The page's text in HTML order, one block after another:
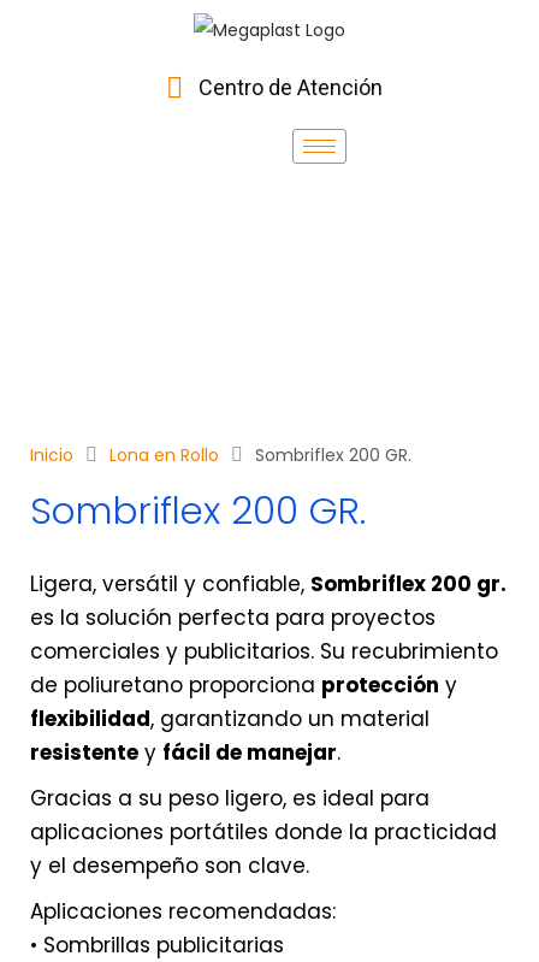
Centro de Atención
Inicio Lona en Rollo Sombriflex 200 GR.
Sombriflex 200 GR.
Ligera, versátil y confiable, Sombriflex 200 gr.
es la solución perfecta para proyectos
comerciales y publicitarios. Su recubrimiento
de poliuretano proporciona protección y
flexibilidad, garantizando un material
resistente y fácil de manejar.
Gracias a su peso ligero, es ideal para
aplicaciones portátiles donde la practicidad
y el desempeño son clave.
Aplicaciones recomendadas:
• Sombrillas publicitarias